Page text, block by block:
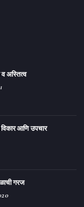
व अस्तित्व
आणि उपचार
गरज